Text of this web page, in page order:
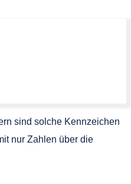
sind solche Kennzeichen
nur Zahlen über die